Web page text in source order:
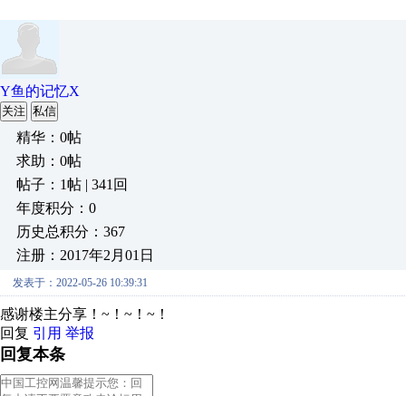
Y鱼的记忆X
关注 私信
精华：0帖
求助：0帖
帖子：1帖 | 341回
年度积分：0
历史总积分：367
注册：2017年2月01日
发表于：2022-05-26 10:39:31
感谢楼主分享！~！~！~！
回复 引用 举报
回复本条